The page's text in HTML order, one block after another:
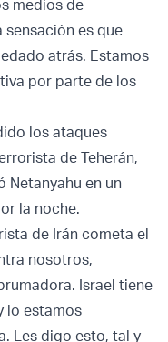
medios de
es que
atrás. Estamos
por parte de los
los ataques
de Teherán,
Netanyahu en un
la noche.
de Irán cometa el
nosotros,
Israel tiene
lo estamos
Les digo esto, tal y